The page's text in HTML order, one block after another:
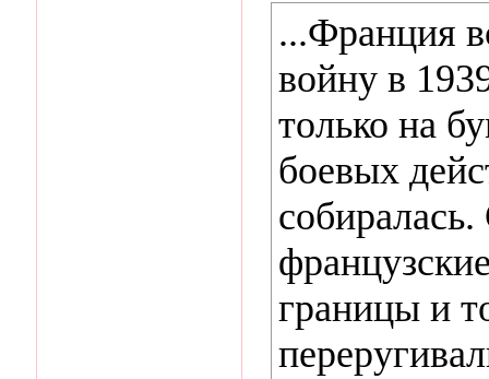
...Франция
войну в
только на
боевых
границы и